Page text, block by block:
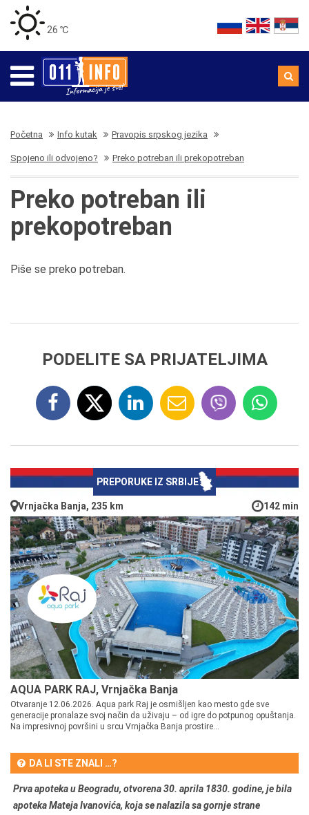
26 ℃
Početna Info kutak Pravopis srpskog jezika
Spojeno ili odvojeno? Preko potreban ili prekopotreban
Preko potreban ili
prekopotreban
Piše se preko potreban.
PODELITE SA PRIJATELJIMA
PREPORUKE IZ SRBIJE
Vrnjačka Banja, 235 km 142 min
AQUA PARK RAJ, Vrnjačka Banja
Otvaranje 12.06.2026. Aqua park Raj je osmišljen kao mesto gde sve
generacije pronalaze svoj način da uživaju – od igre do potpunog opuštanja.
Na impresivnoj površini u srcu Vrnjačka Banja prostire...
DA LI STE ZNALI …?
Prva apoteka u Beogradu, otvorena 30. aprila 1830. godine, je bila
apoteka Mateja Ivanovića, koja se nalazila sa gornje strane